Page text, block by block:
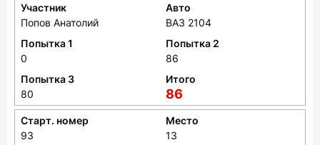
Участник
Попов Анатолий
Авто
ВАЗ 2104
Попытка 1
0
Попытка 2
86
Попытка 3
80
Итого
86
Старт. номер
93
Место
13